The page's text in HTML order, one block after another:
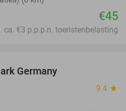
€45
ca. €3 p.p.p.n. toeristenbelasting
Germany
9.4 star